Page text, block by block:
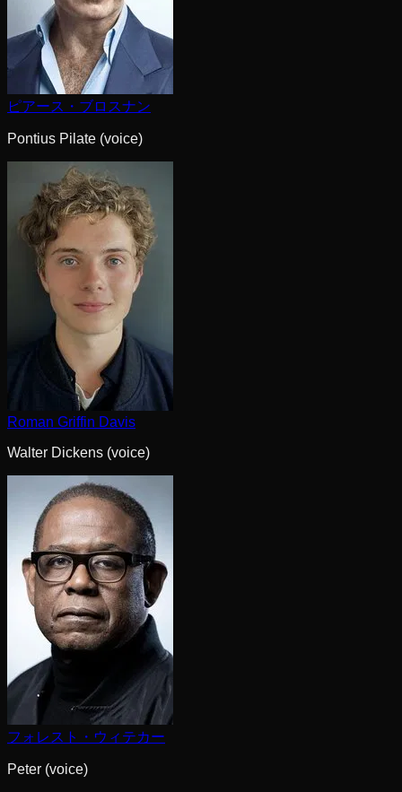
ピアース・ブロスナン
Pontius Pilate (voice)
Roman Griffin Davis
Walter Dickens (voice)
フォレスト・ウィテカー
Peter (voice)